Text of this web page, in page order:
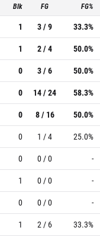
Blk FG FG%
1 3 / 9 33.3%
1 2 / 4 50.0%
0 3 / 6 50.0%
0 14 / 24 58.3%
0 8 / 16 50.0%
0 1 / 4 25.0%
0 0 / 0 -
1 0 / 0 -
0 0 / 0 -
1 2 / 6 33.3%